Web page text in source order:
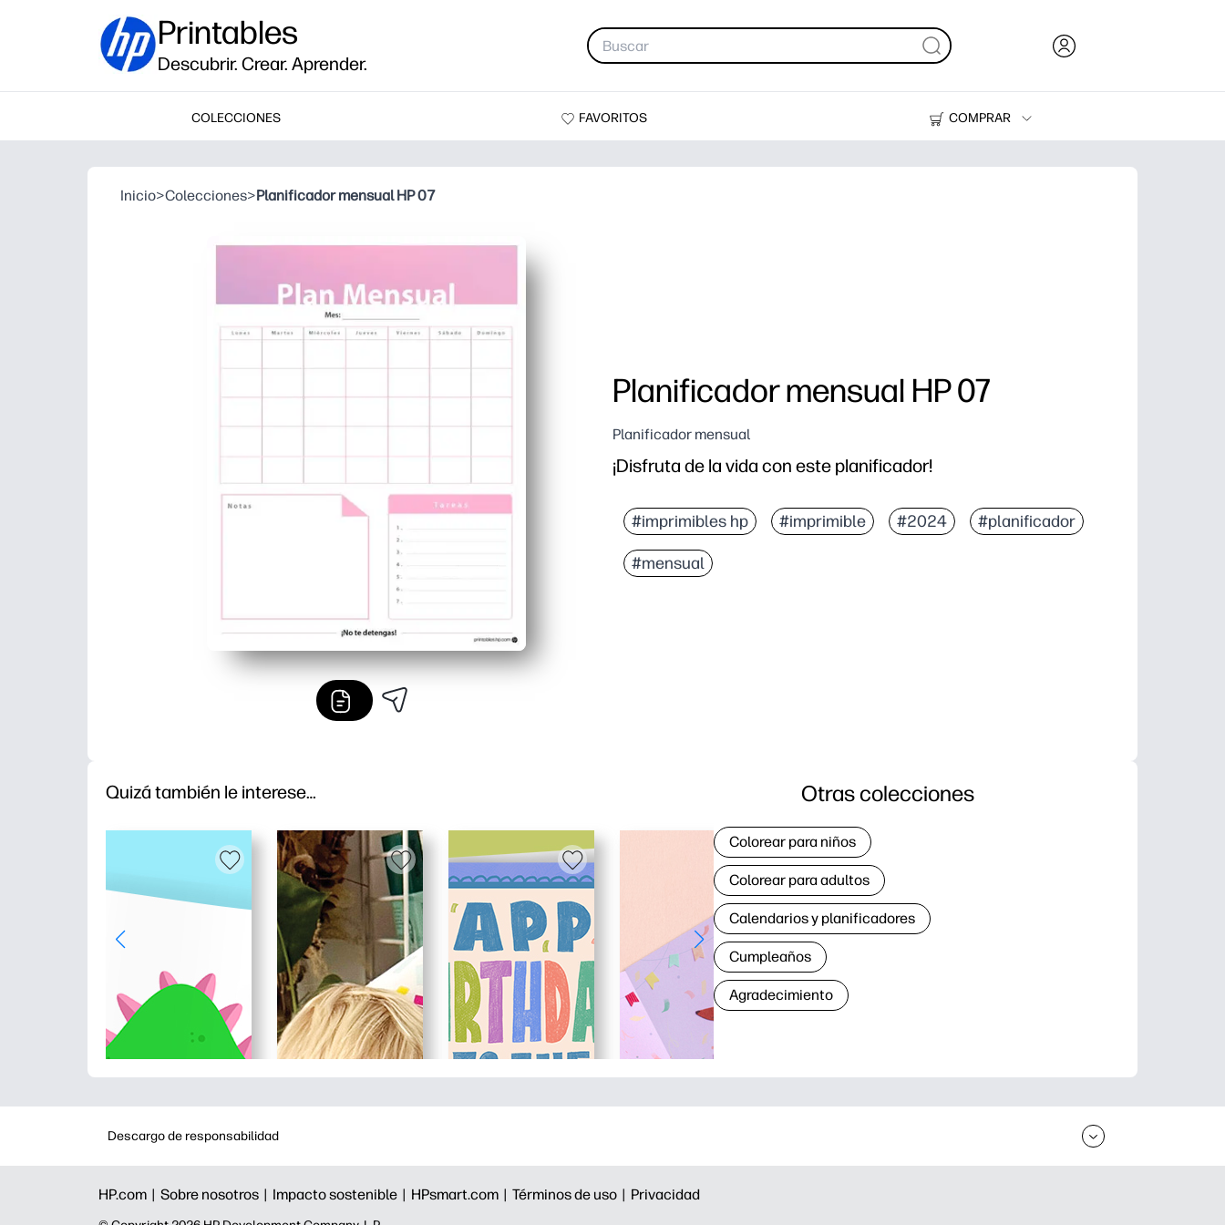
Printables
Descubrir. Crear. Aprender.
COLECCIONES FAVORITOS
COMPRAR
Impresoras
Inicio>Colecciones>Planificador mensual HP 07
Planificador mensual HP 07
Planificador mensual
¡Disfruta de la vida con este planificador!
#imprimibles hp #imprimible #2024 #planificador
#mensual
Quizá también le interese… Otras colecciones
Colorear para niños
Colorear para adultos
Calendarios y planificadores
Cumpleaños
Agradecimiento
Descargo de responsabilidad
HP.com | Sobre nosotros | Impacto sostenible | HPsmart.com | Términos de uso | Privacidad